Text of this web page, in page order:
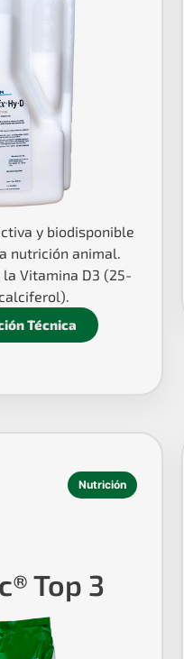
y biodisponible
nutrición animal.
Vitamina D3 (25-
Técnica
Nutrición
Top 3